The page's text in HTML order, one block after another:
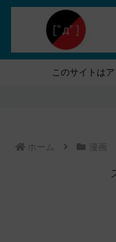
このサイトは
ホーム 漫画